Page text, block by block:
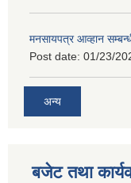
मनसायपत्र आव्हान
Post date: 01/23/
अन्य
बजेट तथा